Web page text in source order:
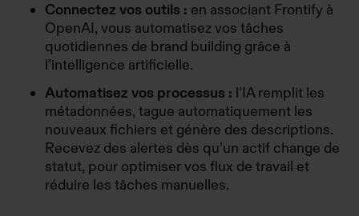
Connectez vos outils : en associant Frontify à
OpenAI, vous automatisez vos tâches
quotidiennes de brand building grâce à
l’intelligence artificielle.
Automatisez vos processus : l’IA remplit les
métadonnées, tague automatiquement les
nouveaux fichiers et génère des descriptions.
Recevez des alertes dès qu’un actif change de
statut, pour optimiser vos flux de travail et
réduire les tâches manuelles.